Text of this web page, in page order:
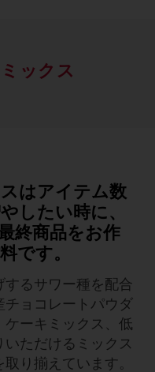
ックス
はアイテム数
したい時に、
終商品をお作
です。
るサワー種を配合
ョコレートパウダ
ーキミックス、低
ただけるミックス
り揃えています。